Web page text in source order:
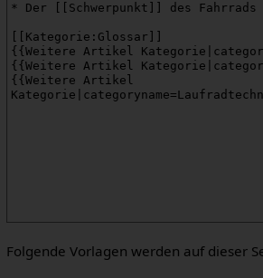
Folgende Vorlagen werden auf dieser